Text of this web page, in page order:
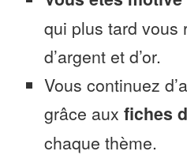
qui plus tard vous
d’argent et d’or.
Vous continuez
grâce aux fiches
chaque thème.